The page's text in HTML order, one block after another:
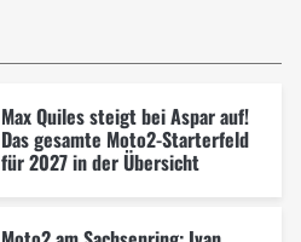
Max Quiles steigt bei Aspar auf!
Das gesamte Moto2-Starterfeld
für 2027 in der Übersicht